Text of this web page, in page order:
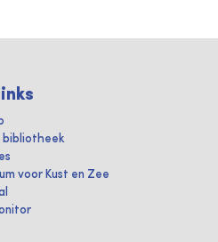
bibliotheek
voor Kust en Zee